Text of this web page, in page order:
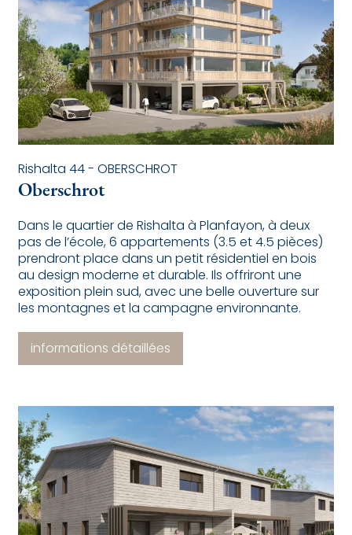
Rishalta 44 - OBERSCHROT
Oberschrot
Dans le quartier de Rishalta à Planfayon, à deux
pas de l’école, 6 appartements (3.5 et 4.5 pièces)
prendront place dans un petit résidentiel en bois
au design moderne et durable. Ils offriront une
exposition plein sud, avec une belle ouverture sur
les montagnes et la campagne environnante.
informations détaillées